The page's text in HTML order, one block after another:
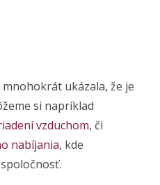
ukázala, že je
si napríklad
vzduchom, či
nabíjania, kde